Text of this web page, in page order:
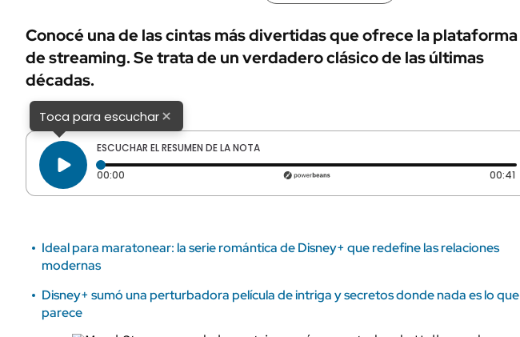
URUGUAY
AUTOS
Conocé una de las cintas más divertidas que ofrece la plataforma
de streaming. Se trata de un verdadero clásico de las últimas
décadas.
Toca para escuchar×
ESCUCHAR EL RESUMEN DE LA NOTA
00:00 Tiempo transcurrido: 0 segundos 00:41
Ideal para maratonear: la serie romántica de Disney+ que redefine las relaciones
modernas
Disney+ sumó una perturbadora película de intriga y secretos donde nada es lo que
parece